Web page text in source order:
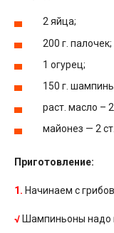
2 яйца;
200 г. палочек;
1 огурец;
150 г.
раст. масло –
майонез — 2
Приготовление:
1. Начинаем с
√ Шампиньоны надо